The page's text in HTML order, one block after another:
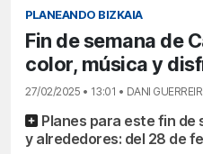
PLANEANDO BIZKAIA
Fin de semana de
color, música y
27/02/2025 • 13:01 • DANI
Planes para este fin de
y alrededores: del 28 de